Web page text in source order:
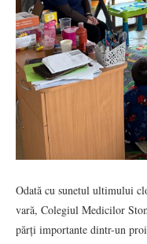
Odată cu sunetul ultimului
vară, Colegiul Medicilor
părți importante dintr-un